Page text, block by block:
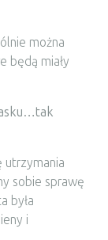
można
będą miały
utrzymania
sobie sprawę
była
i